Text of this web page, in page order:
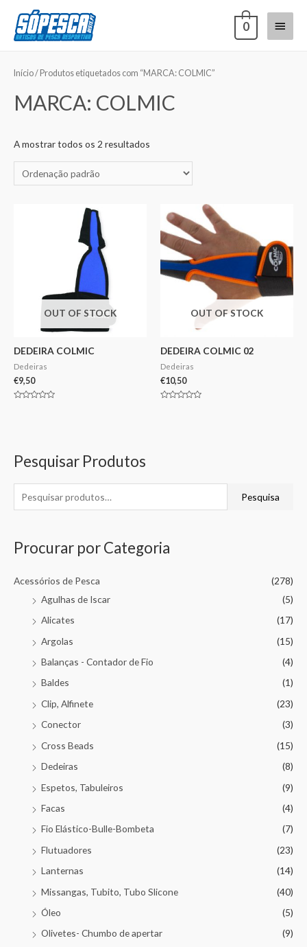
0
Pesquisar Produtos
Pesquisa
Procurar por Categoria
Acessórios de Pesca
(278)
Agulhas de Iscar
(5)
Alicates
(17)
Argolas
(15)
Balanças - Contador de Fio
(4)
Baldes
(1)
Clip, Alfinete
(23)
Conector
(3)
Cross Beads
(15)
Dedeiras
(8)
Espetos, Tabuleiros
(9)
Facas
(4)
Fio Elástico-Bulle-Bombeta
(7)
Flutuadores
(23)
Lanternas
(14)
Missangas, Tubito, Tubo Slicone
(40)
Óleo
(5)
Olivetes- Chumbo de apertar
(9)
Início/ Produtos etiquetados com “MARCA: COLMIC”
MARCA: COLMIC
A mostrar todos os 2 resultados
OUT OF STOCK
DEDEIRA COLMIC
Dedeiras
€9,50
OUT OF STOCK
DEDEIRA COLMIC 02
Dedeiras
€10,50